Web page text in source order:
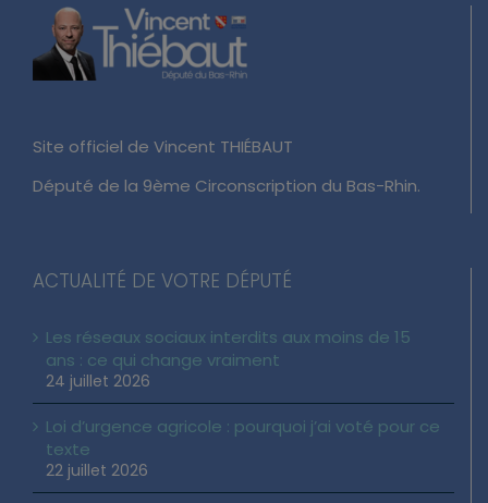
Site officiel de Vincent THIÉBAUT
Député de la 9ème Circonscription du Bas-Rhin.
ACTUALITÉ DE VOTRE DÉPUTÉ
Les réseaux sociaux interdits aux moins de 15
ans : ce qui change vraiment
24 juillet 2026
Loi d’urgence agricole : pourquoi j’ai voté pour ce
texte
22 juillet 2026